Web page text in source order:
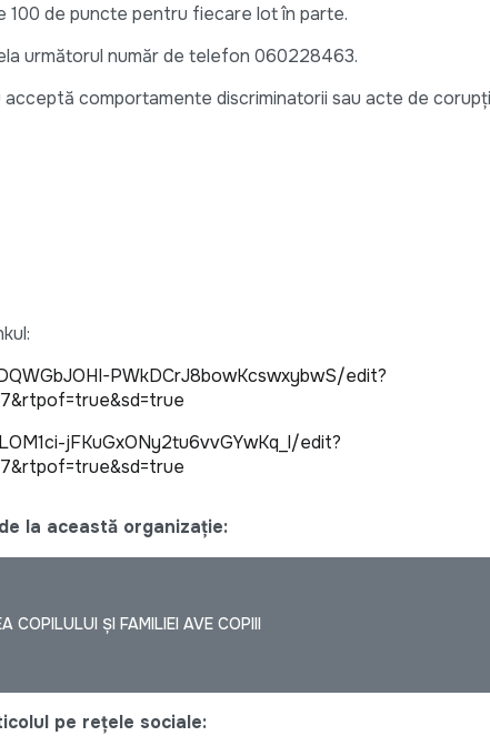
100 de puncte pentru fiecare lot în parte.
următorul număr de telefon 060228463.
acceptă comportamente discriminatorii sau acte de
PWkDCrJ8bowKcswxybwS/edit?
jFKuGxONy2tu6vvGYwKq_l/edit?
la această organizație:
COPILULUI ŞI FAMILIEI AVE COPIII
pe rețele sociale: